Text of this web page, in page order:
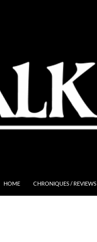
HOME CHRONIQUES / REVIEWS